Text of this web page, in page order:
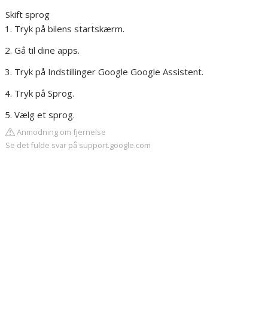
Skift sprog
Tryk på bilens startskærm.
Gå til dine apps.
Tryk på Indstillinger Google Google Assistent.
Tryk på Sprog.
Vælg et sprog.
Anmodning om fjernelse
Se det fulde svar på support.google.com